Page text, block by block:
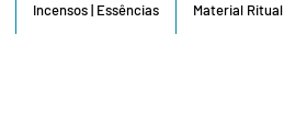
Incensos | Essências Material Ritual